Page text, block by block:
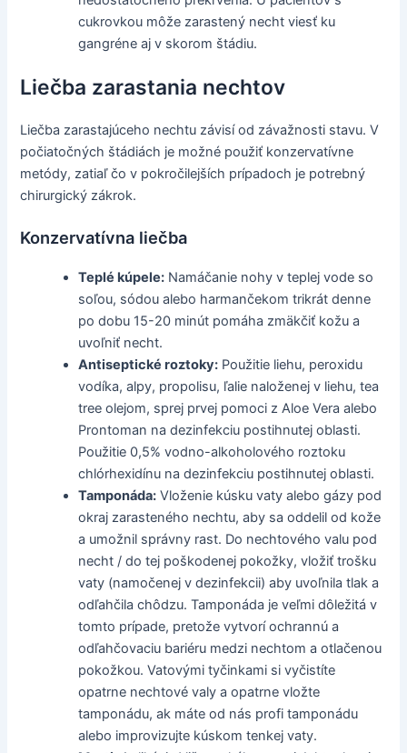
cukrovkou môže zarastený necht viesť ku
gangréne aj v skorom štádiu.
Liečba zarastania nechtov
Liečba zarastajúceho nechtu závisí od závažnosti stavu. V
počiatočných štádiách je možné použiť konzervatívne
metódy, zatiaľ čo v pokročilejších prípadoch je potrebný
chirurgický zákrok.
Konzervatívna liečba
Teplé kúpele: Namáčanie nohy v teplej vode so
soľou, sódou alebo harmančekom trikrát denne
po dobu 15-20 minút pomáha zmäkčiť kožu a
uvoľniť necht.
Antiseptické roztoky: Použitie liehu, peroxidu
vodíka, alpy, propolisu, ľalie naloženej v liehu, tea
tree olejom, sprej prvej pomoci z Aloe Vera alebo
Prontoman na dezinfekciu postihnutej oblasti.
Použitie 0,5% vodno-alkoholového roztoku
chlórhexidínu na dezinfekciu postihnutej oblasti.
Tamponáda: Vloženie kúsku vaty alebo gázy pod
okraj zarasteného nechtu, aby sa oddelil od kože
a umožnil správny rast. Do nechtového valu pod
necht / do tej poškodenej pokožky, vložiť trošku
vaty (namočenej v dezinfekcii) aby uvoľnila tlak a
odľahčila chôdzu. Tamponáda je veľmi dôležitá v
tomto prípade, pretože vytvorí ochrannú a
odľahčovaciu bariéru medzi nechtom a otlačenou
pokožkou. Vatovými tyčinkami si vyčistíte
opatrne nechtové valy a opatrne vložte
tamponádu, ak máte od nás profi tamponádu
alebo improvizujte kúskom tenkej vaty.